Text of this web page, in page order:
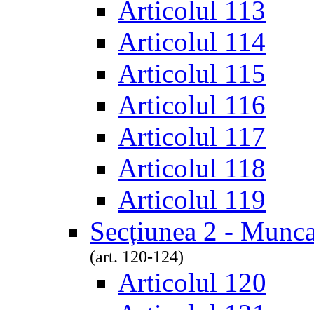
Articolul 113
Articolul 114
Articolul 115
Articolul 116
Articolul 117
Articolul 118
Articolul 119
Secțiunea 2 -
(art. 120-124)
Articolul 120